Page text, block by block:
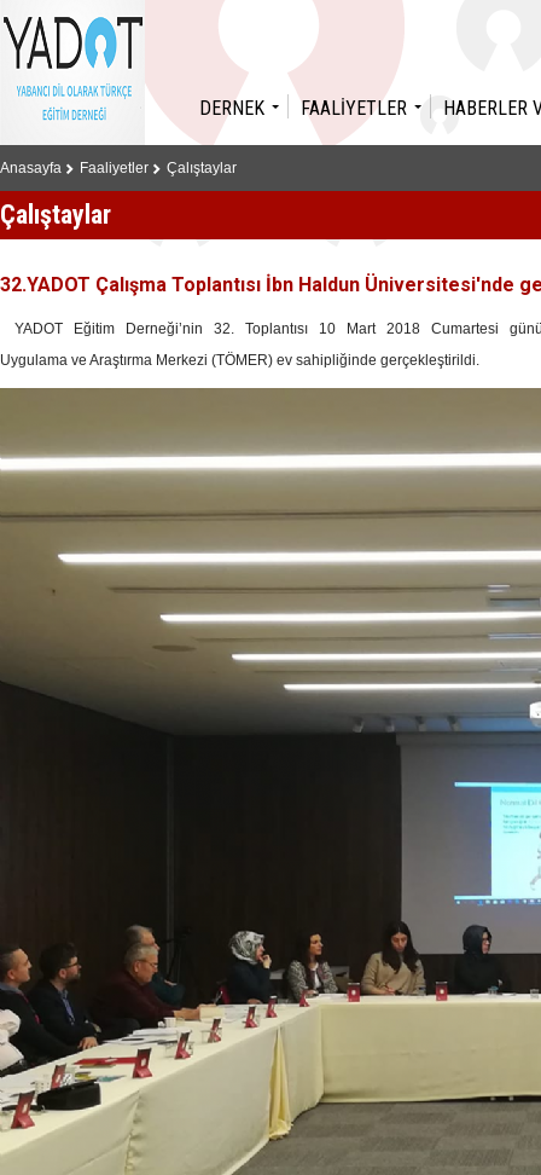
DERNEK FAALİYETLER HABERLER
Çalıştaylar
Faaliyetler
Anasayfa
Çalıştaylar
32.YADOT Çalışma Toplantısı İbn Haldun Üniversitesi'nde
YADOT Eğitim Derneği’nin 32. Toplantısı 10 Mart 2018 Cumartesi günü
Uygulama ve Araştırma Merkezi (TÖMER) ev sahipliğinde gerçekleştirildi.